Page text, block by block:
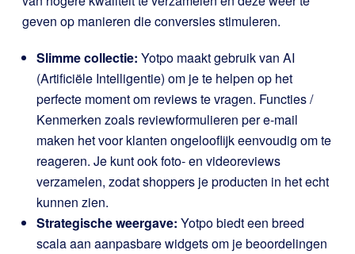
geven op manieren die conversies stimuleren.
Slimme collectie: Yotpo maakt gebruik van AI
(Artificiële Intelligentie) om je te helpen op het
perfecte moment om reviews te vragen. Functies /
Kenmerken zoals reviewformulieren per e-mail
maken het voor klanten ongelooflijk eenvoudig om te
reageren. Je kunt ook foto- en videoreviews
verzamelen, zodat shoppers je producten in het echt
kunnen zien.
Strategische weergave: Yotpo biedt een breed
scala aan aanpasbare widgets om je beoordelingen